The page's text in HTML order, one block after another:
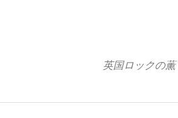
英国ロックの